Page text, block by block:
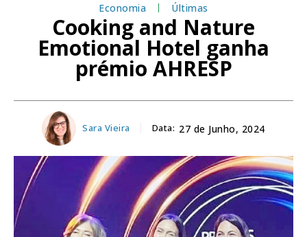
Economia Últimas
Cooking and Nature
Emotional Hotel ganha
prémio AHRESP
Sara Vieira Data: 27 de Junho, 2024